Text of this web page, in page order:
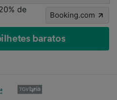
de
Booking.com
baratos